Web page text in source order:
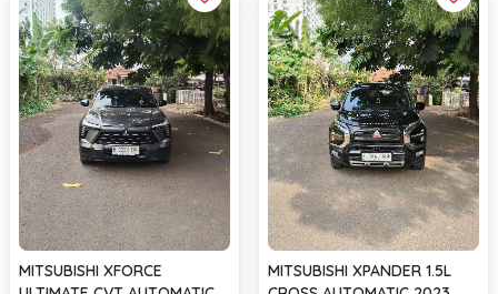
MITSUBISHI XFORCE
MITSUBISHI XPANDER 1.5L